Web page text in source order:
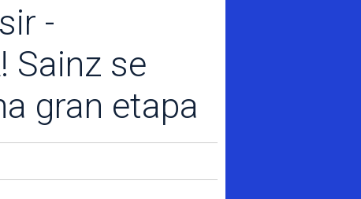
-
Sainz se
gran etapa